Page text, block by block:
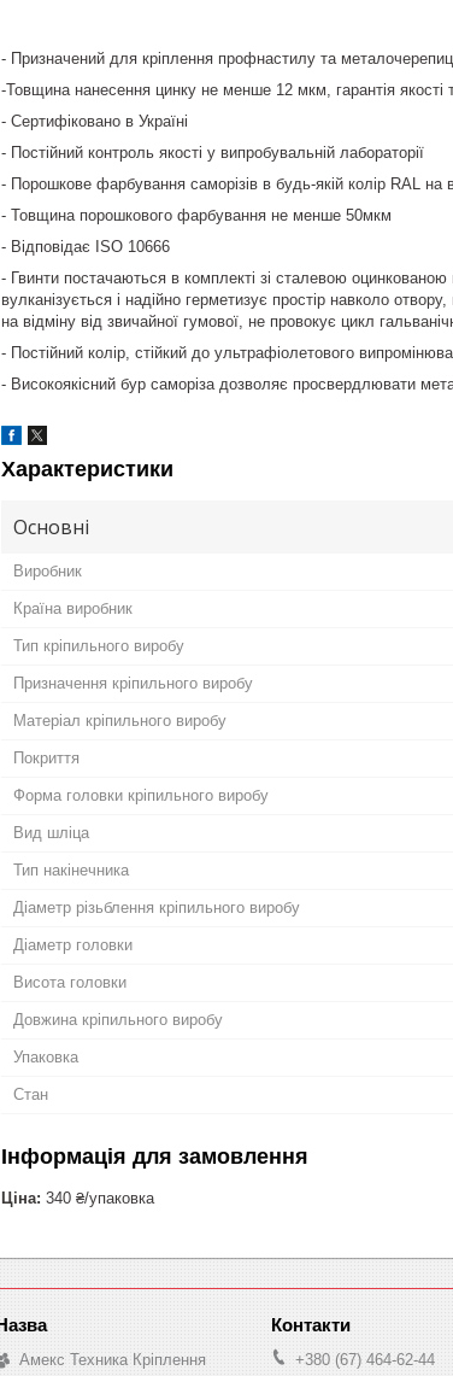
- Призначений для кріплення профнастилу та
-Товщина нанесення цинку не менше 12 мкм, гарантія якості
- Сертифіковано в Україні
- Постійний контроль якості у випробувальній лабораторії
- Порошкове фарбування саморізів в будь-якій колір RAL на
- Товщина порошкового фарбування не менше 50мкм
- Відповідає ІSO 10666
- Гвинти постачаються в комплекті зі сталевою
вулканізується і надійно герметизує простір навколо
на відміну від звичайної гумової, не провокує цикл
- Постійний колір, стійкий до ультрафіолетового
- Високоякісний бур саморіза дозволяє просвердлювати
Характеристики
Основні
Виробник
Країна виробник
Тип кріпильного виробу
Призначення кріпильного виробу
Матеріал кріпильного виробу
Покриття
Форма головки кріпильного виробу
Вид шліца
Тип накінечника
Діаметр різьблення кріпильного виробу
Діаметр головки
Висота головки
Довжина кріпильного виробу
Упаковка
Стан
Інформація для замовлення
Ціна: 340 ₴/упаковка
Амекс Техника Кріплення +380 (67) 464-62-44